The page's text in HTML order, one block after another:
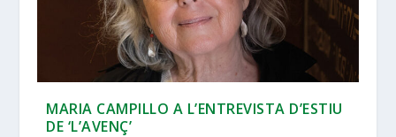
MARIA CAMPILLO A L’ENTREVISTA D’ESTIU
DE ‘L’AVENÇ’